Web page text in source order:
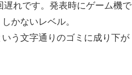
れです。発表時にゲーム機で
かないレベル。
う文字通りのゴミに成り下が